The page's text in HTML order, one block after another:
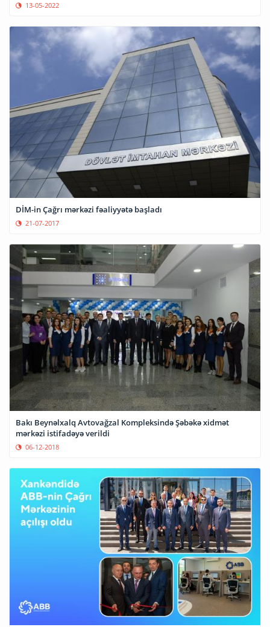
13-05-2022
DİM-in Çağrı mərkəzi fəaliyyətə başladı
21-07-2017
Bakı Beynəlxalq Avtovağzal Kompleksində Şəbəkə xidmət
mərkəzi istifadəyə verildi
06-12-2018